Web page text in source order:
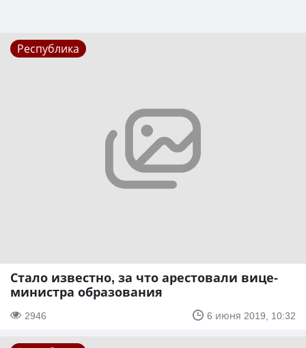
Республика
Стало известно, за что арестовали вице-
министра образования
2946 6 июня 2019, 10:32